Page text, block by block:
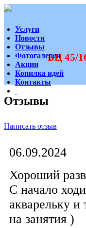
БЦ 45/
Услуги
Новости
Отзывы
Фотогалерея
Акции
Копилка идей
Контакты
Отзывы
Написать отзыв
06.09.2024
Хороший
С начало
акварельку
на занятия )